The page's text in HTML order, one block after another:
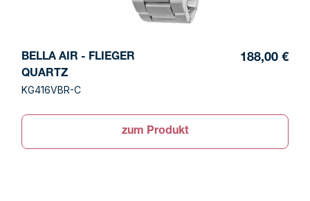
BELLA AIR - FLIEGER
QUARTZ
KG416VBR-C
188,00 €
zum Produkt